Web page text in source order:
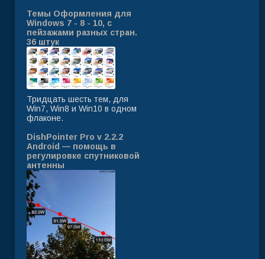
Темы Оформления для
Windows 7 - 8 - 10, с
пейзажами разных стран.
36 штук
Тридцать шесть тем, для
Win7, Win8 и Win10 в одном
флаконе.
DishPointer Pro v 2.2.2
Android — помощь в
регулировке спутниковой
антенны